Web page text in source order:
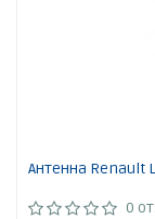
Антенна Renault
0